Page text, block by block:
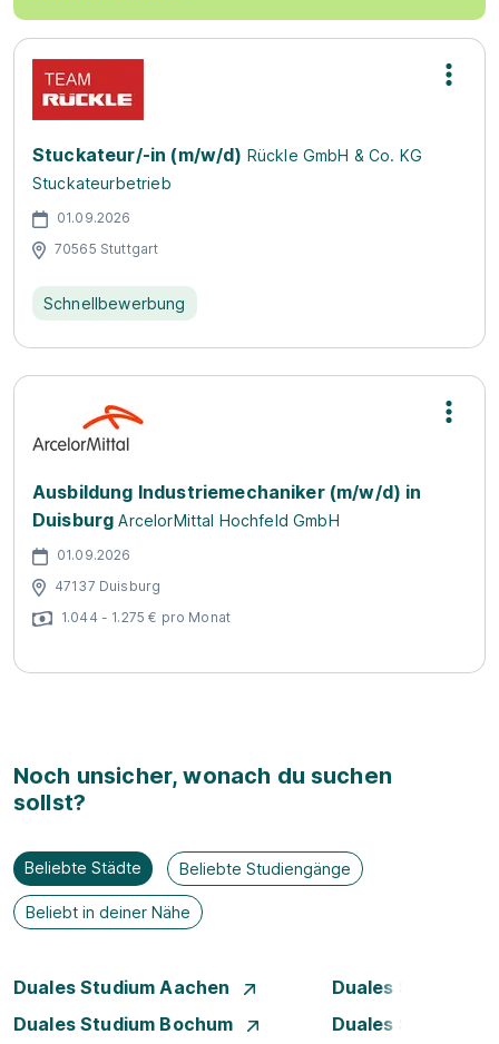
Stuckateur/-in (m/w/d) Rückle GmbH & Co. KG
Stuckateurbetrieb
01.09.2026
70565 Stuttgart
Schnellbewerbung
Ausbildung Industriemechaniker (m/w/d) in
Duisburg ArcelorMittal Hochfeld GmbH
01.09.2026
47137 Duisburg
1.044 - 1.275 € pro Monat
Noch unsicher, wonach du suchen
sollst?
Beliebte Städte Beliebte Studiengänge
Beliebt in deiner Nähe
Duales Studium Aachen
Duales Studium
Duales Studium Bochum
Duales Studium